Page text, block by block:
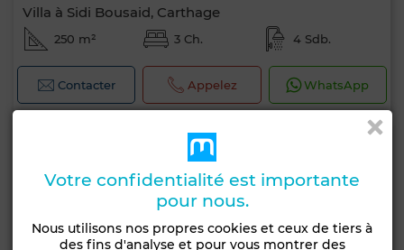
Villa à Sidi Bousaid, Carthage
250 m² 3 Ch. 4 Sdb.
Contacter Appelez WhatsApp
Votre confidentialité est importante
pour nous.
Nous utilisons nos propres cookies et ceux de tiers à
des fins d'analyse et pour vous montrer des